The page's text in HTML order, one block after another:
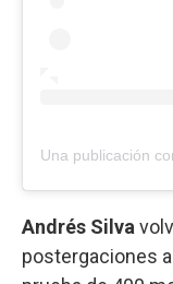
Andrés Silva
postergaciones